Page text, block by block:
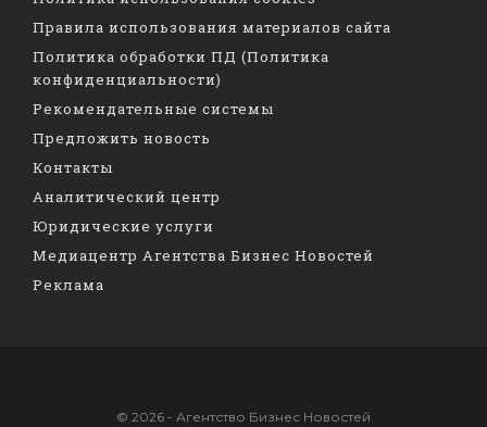
Правила использования материалов сайта
Политика обработки ПД (Политика
конфиденциальности)
Рекомендательные системы
Предложить новость
Контакты
Аналитический центр
Юридические услуги
Медиацентр Агентства Бизнес Новостей
Реклама
© 2026 - Агентство Бизнес Новостей